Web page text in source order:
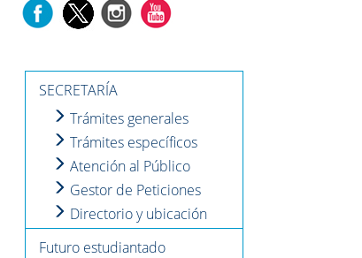
SECRETARÍA
Trámites generales
Trámites específicos
Atención al Público
Gestor de Peticiones
Directorio y ubicación
Futuro estudiantado